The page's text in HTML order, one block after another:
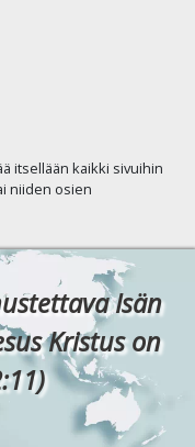
itsellään kaikki sivuihin
niiden osien
Isän
Kristus on